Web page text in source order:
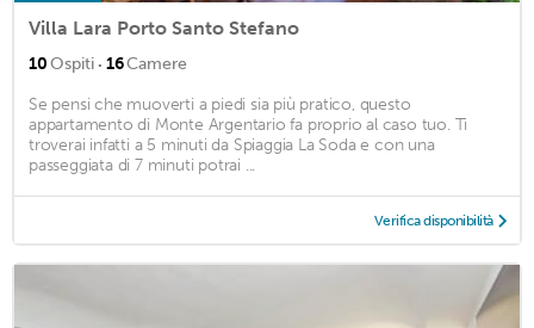
Villa Lara Porto Santo Stefano
10Ospiti · 16Camere
Se pensi che muoverti a piedi sia più pratico, questo
appartamento di Monte Argentario fa proprio al caso tuo. Ti
troverai infatti a 5 minuti da Spiaggia La Soda e con una
passeggiata di 7 minuti potrai ...
Verifica disponibilità